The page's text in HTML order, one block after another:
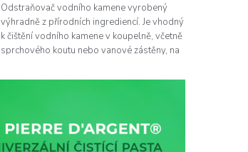
Odstraňovač vodního kamene vyrobený
výhradně z přírodních ingrediencí. Je vhodný
k čištění vodního kamene v koupelně, včetně
sprchového koutu nebo vanové zástěny, na